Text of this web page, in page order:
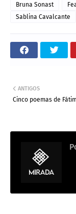
Bruna Sonast
Sablina Cavalcante
ANTIGOS
Cinco poemas de